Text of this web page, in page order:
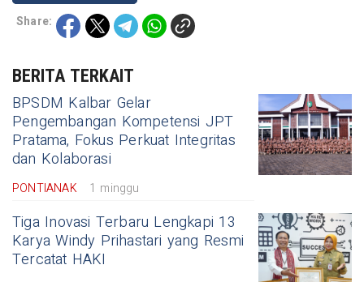
Share:
BERITA TERKAIT
BPSDM Kalbar Gelar
Pengembangan Kompetensi JPT
Pratama, Fokus Perkuat Integritas
dan Kolaborasi
PONTIANAK 1 minggu
Tiga Inovasi Terbaru Lengkapi 13
Karya Windy Prihastari yang Resmi
Tercatat HAKI